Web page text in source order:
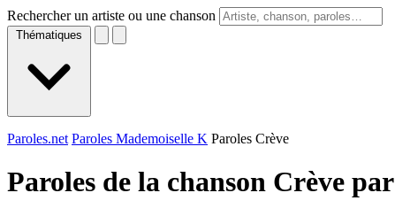
Rechercher un artiste ou une chanson
Thématiques
Paroles.net Paroles Mademoiselle K Paroles Crève
Paroles de la chanson Crève par